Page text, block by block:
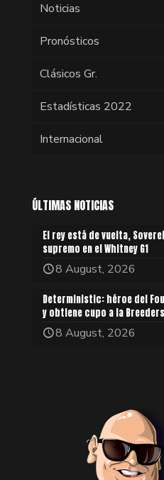
Noticias
Pronósticos
Clásicos Gr.
Estadísticas 2022
Internacional
ÚLTIMAS NOTICIAS
El rey está de vuelta,
supremo en el Whitney G1
8 August, 2026
Deterministic: héroe del
y obtiene cupo a la
8 August, 2026